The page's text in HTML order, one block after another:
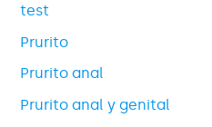
test
Prurito
Prurito anal
Prurito anal y genital